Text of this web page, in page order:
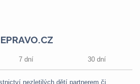
7 dní 30 dní
nezletilých dětí partnerem či